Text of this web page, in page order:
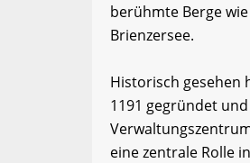
berühmte Berge
Brienzersee.
Historisch gesehen
1191 gegründet
eine zentrale Rolle